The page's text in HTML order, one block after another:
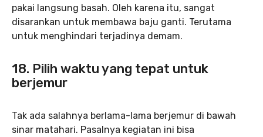
pakai langsung basah. Oleh karena itu, sangat
disarankan untuk membawa baju ganti. Terutama
untuk menghindari terjadinya demam.
18. Pilih waktu yang tepat untuk
berjemur
Tak ada salahnya berlama-lama berjemur di bawah
sinar matahari. Pasalnya kegiatan ini bisa